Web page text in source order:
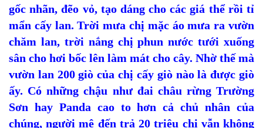
gốc nhãn, đẽo vỏ, tạo dáng cho các giá thể rồi tỉ
mẩn cấy lan. Trời mưa chị mặc áo mưa ra vườn
chăm lan, trời nắng chị phun nước tưới xuống
sân cho hơi bốc lên làm mát cho cây. Nhờ thế mà
vườn lan 200 giò của chị cấy giò nào là được giò
ấy. Có những chậu như đai châu rừng Trường
Sơn hay Panda cao to hơn cả chủ nhân của
chúng, người mê đến trả 20 triệu chị vẫn không